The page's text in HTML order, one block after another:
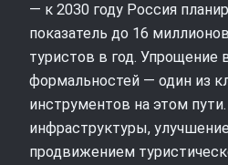
— к 2030 году Россия
показатель до 16
туристов в год. Упрощение
формальностей — один из
инструментов на этом
инфраструктуры,
продвижением